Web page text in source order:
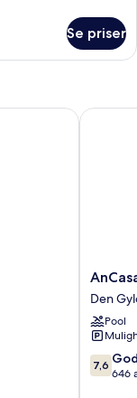
Se priser
AnCasa
Hotel
Kuala
Lumpur,
Den
Gyldne
Den
Pool
7.6
ud
7,6
646
AnCasa